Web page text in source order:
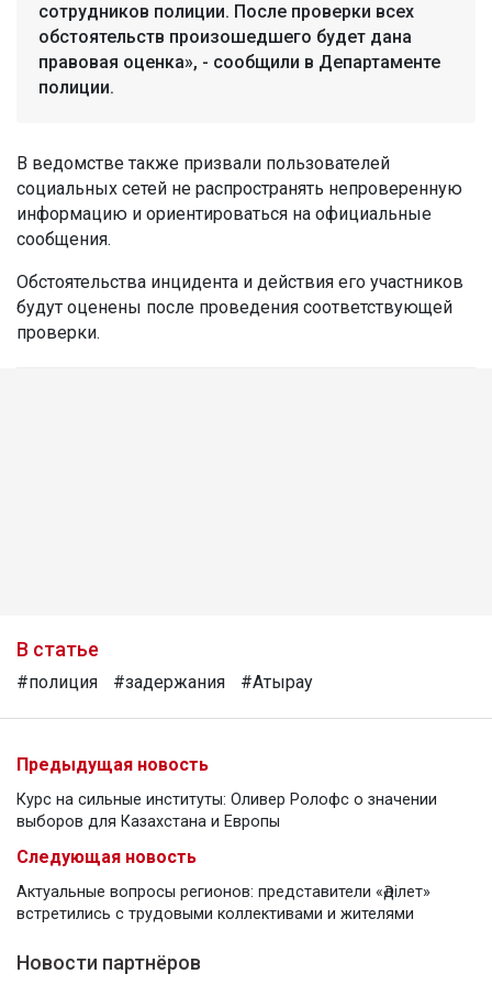
сотрудников полиции. После проверки всех
обстоятельств произошедшего будет дана
правовая оценка», - сообщили в Департаменте
полиции.
В ведомстве также призвали пользователей
социальных сетей не распространять непроверенную
информацию и ориентироваться на официальные
сообщения.
Обстоятельства инцидента и действия его участников
будут оценены после проведения соответствующей
проверки.
В статье
#полиция #задержания #Атырау
Предыдущая новость
Курс на сильные институты: Оливер Ролофс о значении
выборов для Казахстана и Европы
Следующая новость
Актуальные вопросы регионов: представители «Әділет»
встретились с трудовыми коллективами и жителями